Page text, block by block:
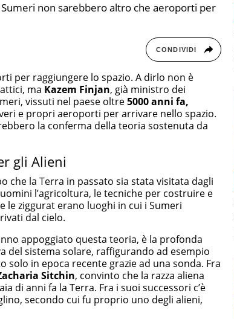
non sarebbero altro che aeroporti per
CONDIVIDI
per raggiungere lo spazio. A dirlo non è
ma Kazem Finjan, già ministro dei
vissuti nel paese oltre5000 anni fa,
e propri aeroporti per arrivare nello spazio.
la conferma della teoria sostenuta da
gli Alieni
che la Terra in passato sia stata visitata dagli
l’agricoltura, le tecniche per costruire e
le ziggurat erano luoghi in cui i Sumeri
dal cielo.
appoggiato questa teoria, è la profonda
del sistema solare, raffigurando ad esempio
solo in epoca recente grazie ad una sonda. Fra
Sitchin, convinto che la razza aliena
di anni fa la Terra. Fra i suoi successori c’è
secondo cui fu proprio uno degli alieni,